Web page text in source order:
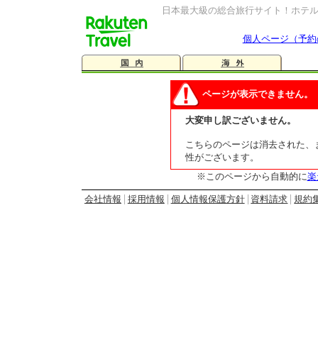
日本最大級の総合旅行サイト！ホテ
個人ページ（予
ページが表示できません。
大変申し訳ございません。
こちらのページは消去された
性がございます。
※このページから自動的に
会社情報 採用情報 個人情報保護方針 資料請求 規約